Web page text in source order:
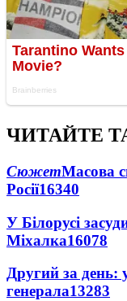
ЧИТАЙТЕ
СюжетМасова
Росії16340
У Білорусі
Міхалка16078
Другий за день:
генерала13283